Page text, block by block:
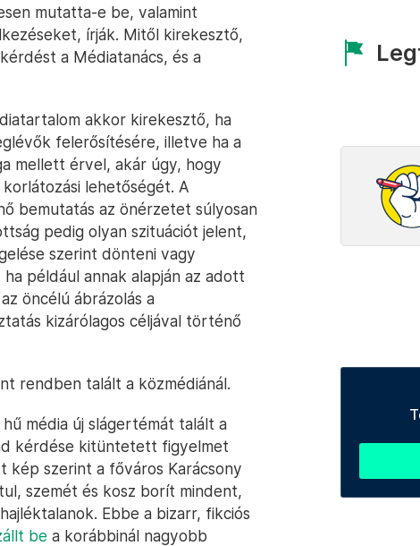
mutatta-e be, valamint
írják. Mitől kirekesztő,
a Médiatanács, és a
akkor kirekesztő, ha
felerősítésére, illetve ha a
mellett érvel, akár úgy, hogy
lehetőségét. A
bemutatás az önérzetet súlyosan
pedig olyan szituációt jelent,
szerint dönteni vagy
például annak alapján az adott
öncélú ábrázolás a
kizárólagos céljával történő
rendben talált a közmédiánál.
média új slágertémát talált a
kérdése kitüntetett figyelmet
kép szerint a főváros Karácsony
szemét és kosz borít mindent,
Ebbe a bizarr, fikciós
be a korábbinál nagyobb